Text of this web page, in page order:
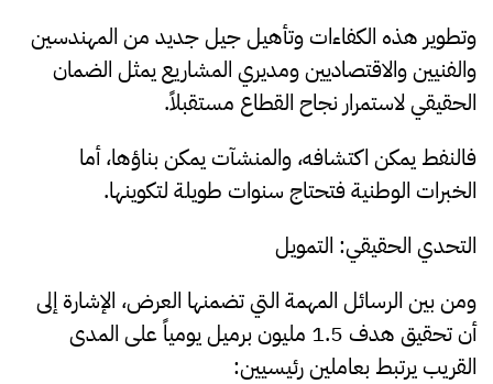
وتطوير هذه الكفاءات وتأهيل جيل جديد من المهندسين
والفنيين والاقتصاديين ومديري المشاريع يمثل الضمان
الحقيقي لاستمرار نجاح القطاع مستقبلاً.
فالنفط يمكن اكتشافه، والمنشآت يمكن بناؤها، أما
الخبرات الوطنية فتحتاج سنوات طويلة لتكوينها.
التحدي الحقيقي: التمويل
ومن بين الرسائل المهمة التي تضمنها العرض، الإشارة إلى
أن تحقيق هدف 1.5 مليون برميل يومياً على المدى
القريب يرتبط بعاملين رئيسيين: